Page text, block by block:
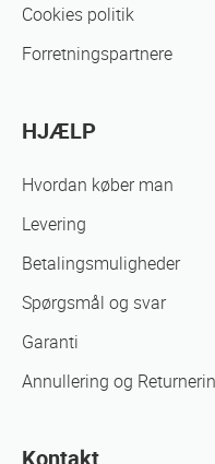
Cookies politik
Forretningspartnere
HJÆLP
Hvordan køber man
Levering
Betalingsmuligheder
Spørgsmål og svar
Garanti
Annullering og